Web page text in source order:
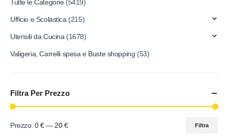
Tutte le Categorie (5419)
Ufficio e Scolastica (215)
Utensili da Cucina (1678)
Valigeria, Carrelli spesa e Buste shopping (53)
Filtra Per Prezzo
Filtra
Prezzo:0 €— 20 €